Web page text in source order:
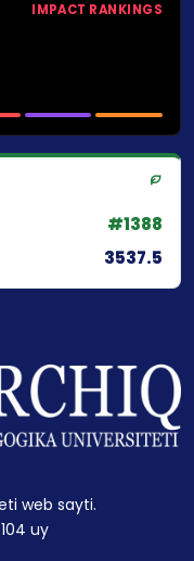
IMPACT RANKINGS
#1388
3537.5
web sayti.
uy